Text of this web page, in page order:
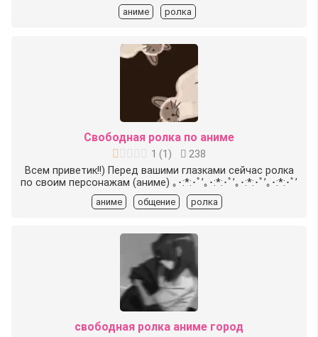
аниме ролка
Свободная ролка по аниме
1 (1 )
238
Всем приветик!!) Перед вашими глазками сейчас ролка
по своим персонажам (аниме) ｡･:*:･ﾟ’｡･:*:･ﾟ’｡･:*:･ﾟ’｡･:*:･ﾟ’
аниме общение ролка
свободная ролка аниме город